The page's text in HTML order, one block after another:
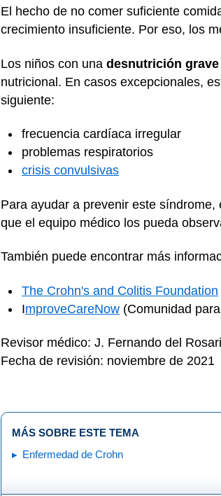
El hecho de no comer suficiente
crecimiento insuficiente. Por eso, los
Los niños con una desnutrición grave
nutricional. En casos excepcionales,
siguiente:
frecuencia cardíaca irregular
problemas respiratorios
crisis convulsivas
Para ayudar a prevenir este
que el equipo médico los pueda
También puede encontrar más
The Crohn's and Colitis Foundation
ImproveCareNow (Comunidad
Revisor médico: J. Fernando del
Fecha de revisión: noviembre de 2021
MÁS SOBRE ESTE TEMA
Enfermedad de Crohn